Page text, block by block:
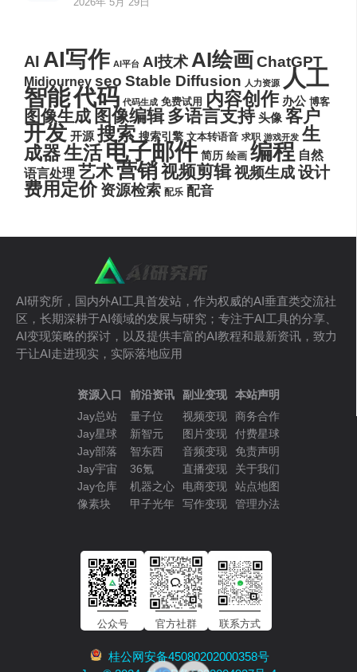
AI AI写作 AI平台 AI技术 AI绘画ChatGPT
Midjourney seo Stable Diffusion 人力资源 人工
智能代码 代码生成 免费试用 内容创作 办公 博客
图像生成 图像编辑 多语言支持 头像 客户
开发 开源 搜索 搜索引擎 文本转语音 求职 游戏开发 生
成器生活电子邮件 简历 绘画 编程 自然
语言处理 艺术营销视频剪辑视频生成设计
费用定价 资源检索 配乐 配音
AI研究所，国内外AI工具首发站，作为权威的AI垂直类交流社
区，长期深耕于AI领域的发展与研究；专注于AI工具的分享、
AI变现策略的探讨，以及提供丰富的AI教程和最新资讯，致力
于让AI走进现实，实际落地应用
资源入口
Jay总站
Jay星球
Jay部落
Jay宇宙
Jay仓库
像素块
前沿资讯
量子位
新智元
智东西
36氪
机器之心
甲子光年
副业变现
视频变现
图片变现
音频变现
直播变现
电商变现
写作变现
本站声明
商务合作
付费星球
免责声明
关于我们
站点地图
管理办法
公众号 官方社群 联系方式
桂公网安备45080202000358号